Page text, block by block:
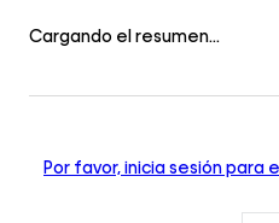
Cargando el resumen…
Por favor, inicia sesión para